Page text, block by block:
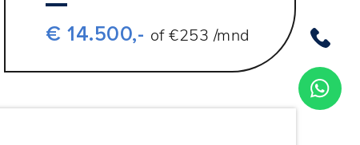
€ 14.500,- of €253 /mnd